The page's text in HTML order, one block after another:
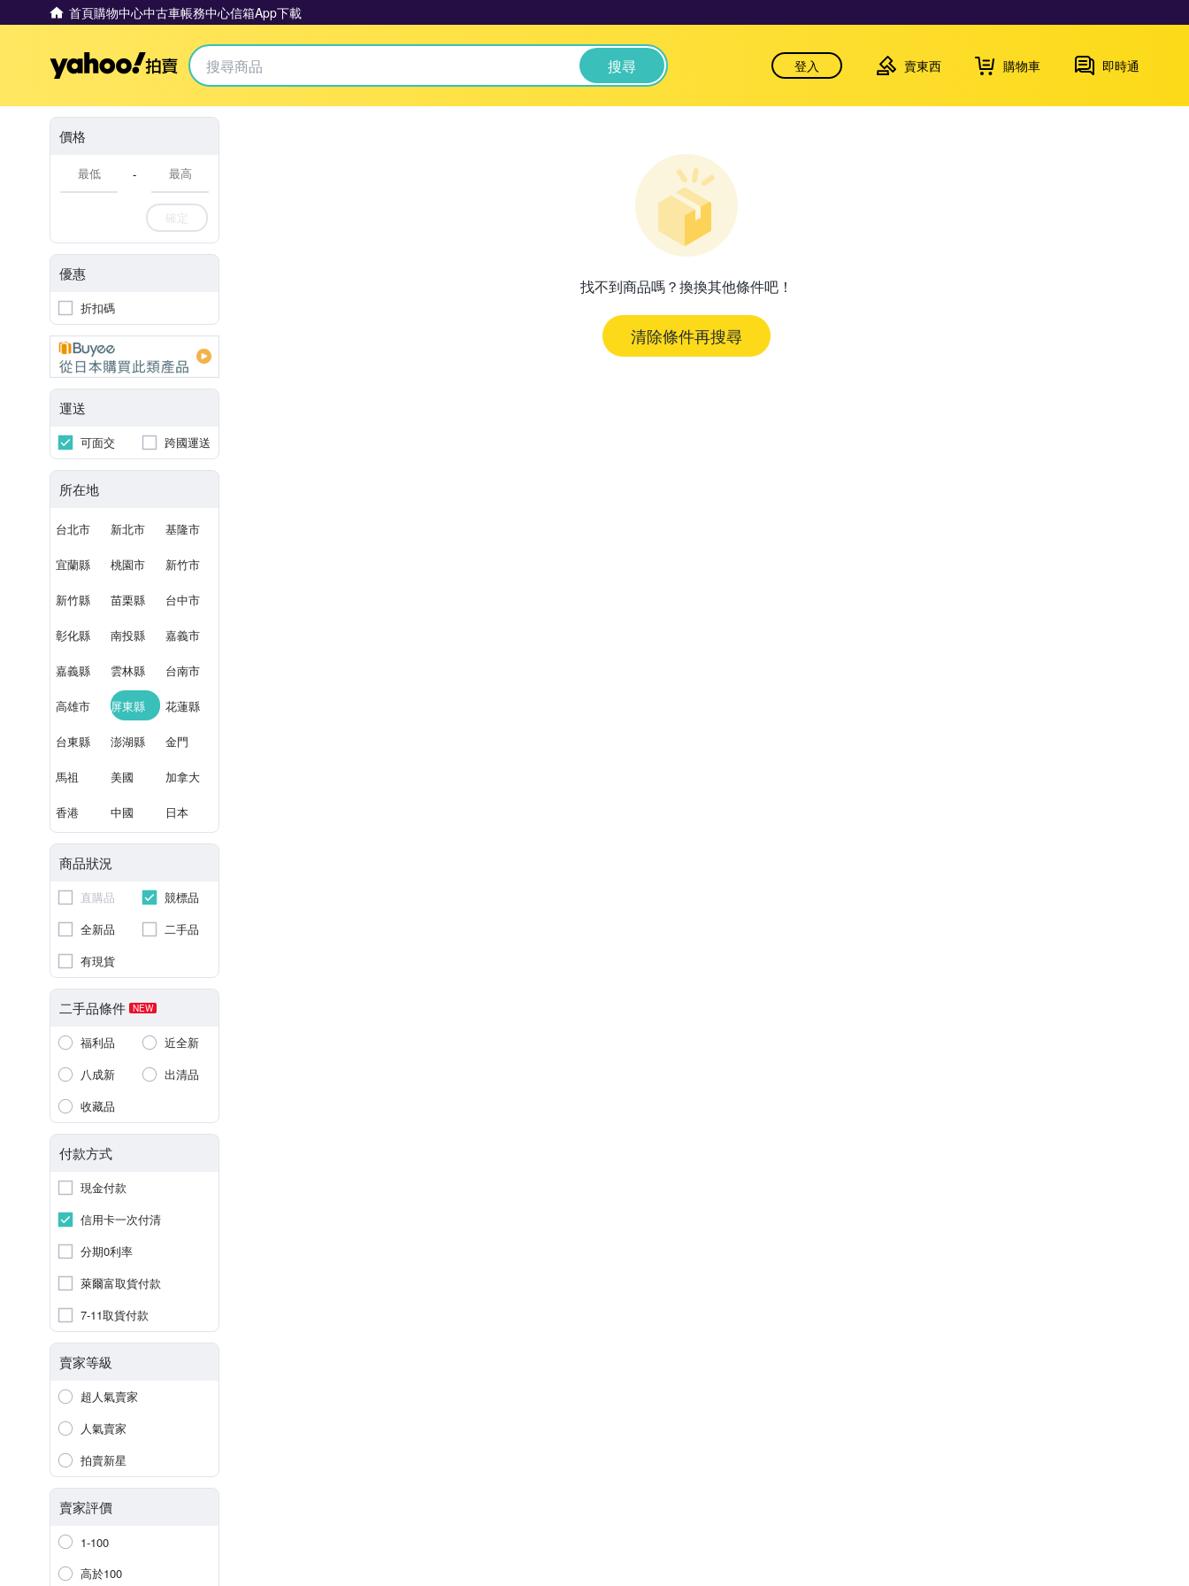
首頁購物中心中古車帳務中心信箱App下載
Yahoo拍賣 搜尋 登入 賣東西 購物車 即時通
價格
-
確定
優惠
折扣碼
運送
可面交 跨國運送
所在地
台北市 新北市 基隆市
宜蘭縣 桃園市 新竹市
新竹縣 苗栗縣 台中市
彰化縣 南投縣 嘉義市
嘉義縣 雲林縣 台南市
高雄市 屏東縣 花蓮縣
台東縣 澎湖縣 金門
馬祖 美國 加拿大
香港 中國 日本
商品狀況
直購品
競標品
全新品
二手品
有現貨
二手品條件 NEW
福利品
近全新
八成新
出清品
收藏品
付款方式
現金付款
信用卡一次付清
分期0利率
萊爾富取貨付款
7-11取貨付款
賣家等級
超人氣賣家
人氣賣家
拍賣新星
賣家評價
1-100
高於100
找不到商品嗎？換換其他條件吧！
清除條件再搜尋